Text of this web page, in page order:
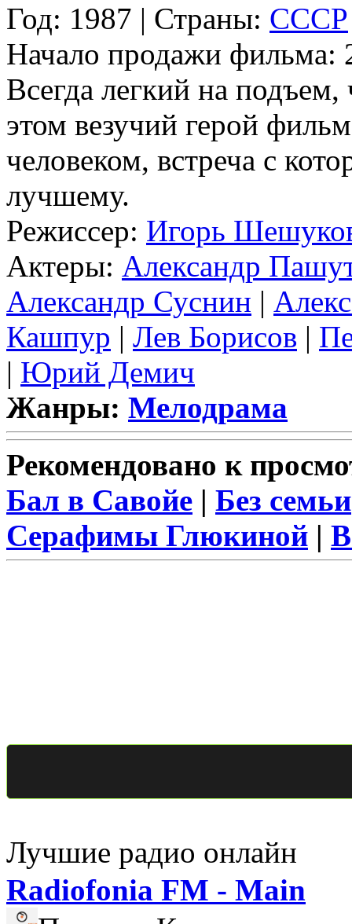
Год: 1987 | Страны: СССР
Начало продажи фильма:
Всегда легкий на
этом везучий герой
человеком, встреча с
лучшему.
Режиссер: Игорь
Актеры: Александр
Александр Суснин |
Кашпур | Лев Борисов |
| Юрий Демич
Жанры: Мелодрама
Рекомендовано к
Бал в Савойе | Без семьи
Серафимы Глюкиной |
Лучшие радио онлайн
Radiofonia FM - Main